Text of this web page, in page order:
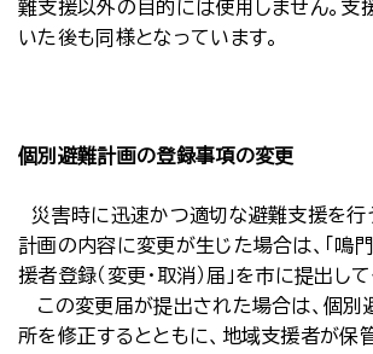
難支援以外の目的には使用しません。支
いた後も同様となっています。
個別避難計画の登録事項の変更
災害時に迅速かつ適切な避難支援を行
計画の内容に変更が生じた場合は、「鳴
援者登録（変更・取消）届」を市に提出して
この変更届が提出された場合は、個別
所を修正するとともに、地域支援者が保